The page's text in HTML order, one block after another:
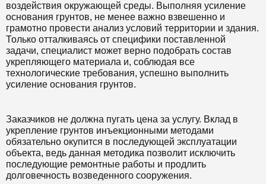
воздействия окружающей среды. Выполняя усиление
основания грунтов, не менее важно взвешенно и
грамотно провести анализ условий территории и здания.
Только отталкиваясь от специфики поставленной
задачи, специалист может верно подобрать состав
укрепляющего материала и, соблюдая все
технологические требования, успешно выполнить
усиление основания грунтов.
Заказчиков не должна пугать цена за услугу. Вклад в
укрепление грунтов инъекционными методами
обязательно окупится в последующей эксплуатации
объекта, ведь данная методика позволит исключить
последующие ремонтные работы и продлить
долговечность возведенного сооружения.